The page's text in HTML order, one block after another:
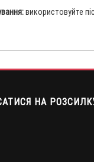
використовуйте
НА